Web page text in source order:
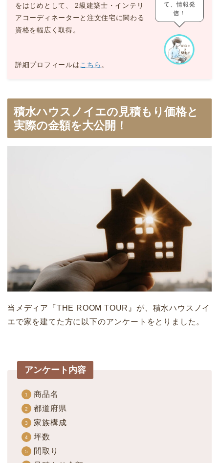
をはじめとして、 2級建築士・インテリ
アコーディネーターと注文住宅に関わる
資格を幅広く取得。
詳細プロフィールはこちら 。
て、情報発
信！
積水ハウスノイエの見積もり価格と
実際の金額を大公開！
当メディア『THE ROOM TOUR』が、積水ハウスノイ
エで家を建てた方に以下のアンケートをとりました。
アンケート内容
商品名
都道府県
家族構成
坪数
間取り